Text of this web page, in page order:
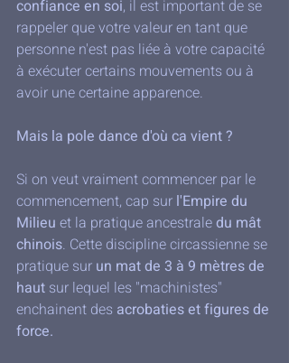
confiance en soi, il est important de se
rappeler que votre valeur en tant que
personne n'est pas liée à votre capacité
à exécuter certains mouvements ou à
avoir une certaine apparence.
Mais la pole dance d'où ca vient ?
Si on veut vraiment commencer par le
commencement, cap sur l'Empire du
Milieu et la pratique ancestrale du mât
chinois. Cette discipline circassienne se
pratique sur un mat de 3 à 9 mètres de
haut sur lequel les "machinistes"
enchainent des acrobaties et figures de
force.